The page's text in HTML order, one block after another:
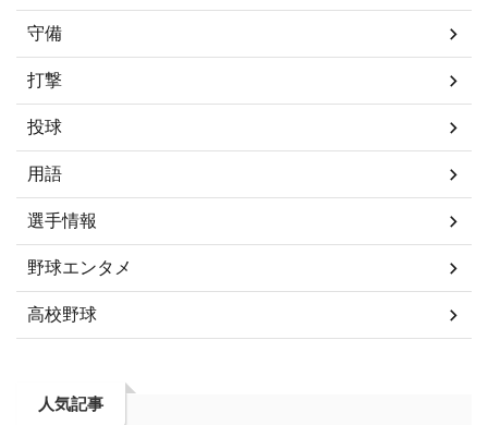
守備
打撃
投球
用語
選手情報
野球エンタメ
高校野球
人気記事